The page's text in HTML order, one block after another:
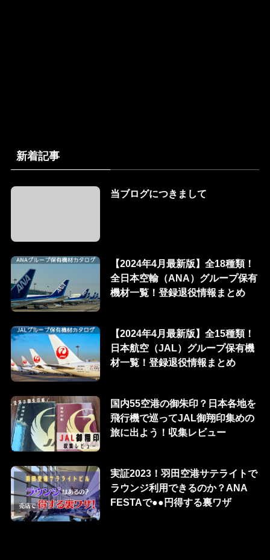
新着記事
当ブログにつきまして
【2024年4月最新版】全18種類！
全日本空輸（ANA）グループ保有
機材一覧！登録退役情報まとめ
【2024年4月最新版】全15種類！
日本航空（JAL）グループ保有機
材一覧！登録退役情報まとめ
国内55空港の御朱印？日本各地を
飛行機で巡ってJAL御翔印集めの
旅に出よう！収集レビュー
実証2023！羽田空港サテライトで
ラウンジ利用できるのか？ANA
FESTAで●●円得する裏ワザ